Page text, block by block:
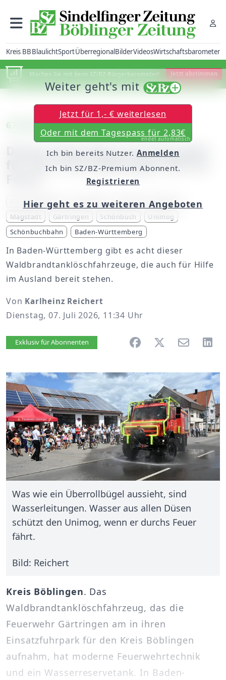
Kreis BBBlaulichtSportÜberregionalBilderVideosWirtschaftsbarometer
Machen Sie mit beim SZ/BZ-Bürgerbarometer! Jetzt abstimmen
670 000 Euro kosten so ein Unimog
Dieser besondere Unimog geht
für den Kreis Böblingen durchs
Kreis Böblingen Feuerwehr
Markus Priesching
Magstadt
Gärtringen Schönbuch
Unimog
Schönbuchbahn
Baden-Württemberg
In Baden-Württemberg gibt es acht dieser
Waldbrandtanklöschfahrzeuge, die auch für Hilfe
im Ausland bereit stehen.
Von Karlheinz Reichert
Dienstag, 07. Juli 2026, 11:34 Uhr
Artikel vorlesen
Exklusiv für Abonnenten
Was wie ein Überrollbügel aussieht, sind
Wasserleitungen. Wasser aus allen Düsen
schützt den Unimog, wenn er durchs Feuer
fährt.
Bild: Reichert
Kreis Böblingen. Das
Waldbrandtanklöschfahrzeug, das die
Feuerwehr Gärtringen am in ihren
Einsatzfuhrpark für den Kreis Böblingen
aufnahm, hat moderne Feuerwehrtechnik
und ein Wasserreservetank. In Baden-
Weiter geht's mit
Jetzt für 1,- € weiterlesen
Oder mit dem Tagespass für 2,83€
endet automatisch
Ich bin bereits Nutzer. Anmelden
Ich bin SZ/BZ-Premium Abonnent.
Registrieren
Hier geht es zu weiteren Angeboten